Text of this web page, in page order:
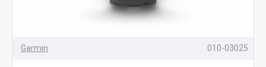
Garmin 010-03025